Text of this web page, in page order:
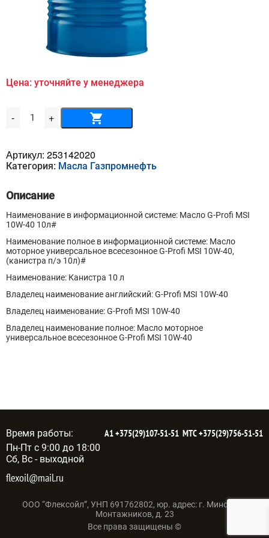
Цена: уточняйте у менеджера
- Количество
товара
Profi
MSI
10W-
+
Артикул: 253142020
Категория: Масла Газпромнефть
Описание
Наименование в информационной системе: Масло G-Profi MSI
10W-40 10л#
Наименование полное в информационной системе: Масло
моторное универсальное всесезонное G-Profi MSI 10W-40,
(канистра п/э 10л)#
Наименование: Канистра 10 л
Владелец наименование английский: G-Profi MSI 10W-40
Владелец наименование: G-Profi MSI 10W-40
Владелец наименование полное: Масло моторное
универсальное всесезонное G-Profi MSI 10W-40
flexoil@mail.ru
Время работы:
Пн-Пт с 9:00 до 18:00
Сб, Вс - выходной
А1+375(29)107-51-51 МТС+375(29)756-51-51
ООО “Флексойл”, УНП 691762802, юр. адрес: г. Минск, ул.
Монтажников, д. 23
Все права защищены ©